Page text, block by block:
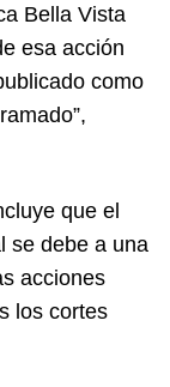
Bella Vista
esa acción
como
que el
se debe a una
acciones
los cortes